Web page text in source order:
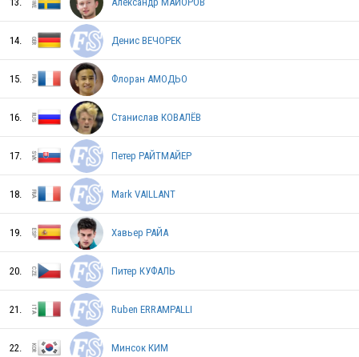
HUN
GRE
FIN
AUS
LAT
CZE
14. Денис ВЕЧОРЕК
15. Флоран АМОДЬО
16. Станислав КОВАЛЁВ
17. Петер РАЙТМАЙЕР
18. Mark VAILLANT
19. Хавьер РАЙА
20. Питер КУФАЛЬ
21. Ruben ERRAMPALLI
22. Минсок КИМ